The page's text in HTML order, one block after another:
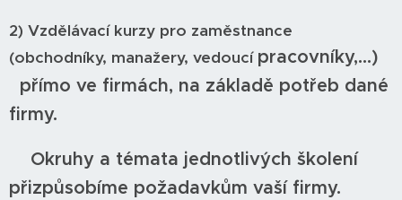
2) Vzdělávací kurzy pro zaměstnance
(obchodníky, manažery, vedoucí pracovníky,...)
přímo ve firmách, na základě potřeb dané
firmy.
Okruhy a témata jednotlivých školení
přizpůsobíme požadavkům vaší firmy.